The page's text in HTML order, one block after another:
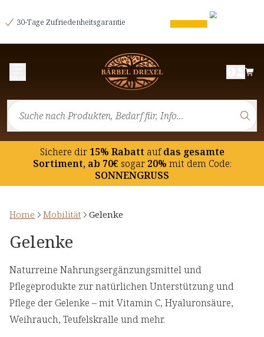
30-Tage Zufriedenheitsgarantie
Sichere dir15% Rabatt aufdas gesamte
Sortiment, ab 70€ sogar20% mit dem Code:
SONNENGRUSS
Home Mobilität Gelenke
Gelenke
Naturreine Nahrungsergänzungsmittel und
Pflegeprodukte zur natürlichen Unterstützung und
Pflege der Gelenke – mit Vitamin C, Hyaluronsäure,
Weihrauch, Teufelskralle und mehr.